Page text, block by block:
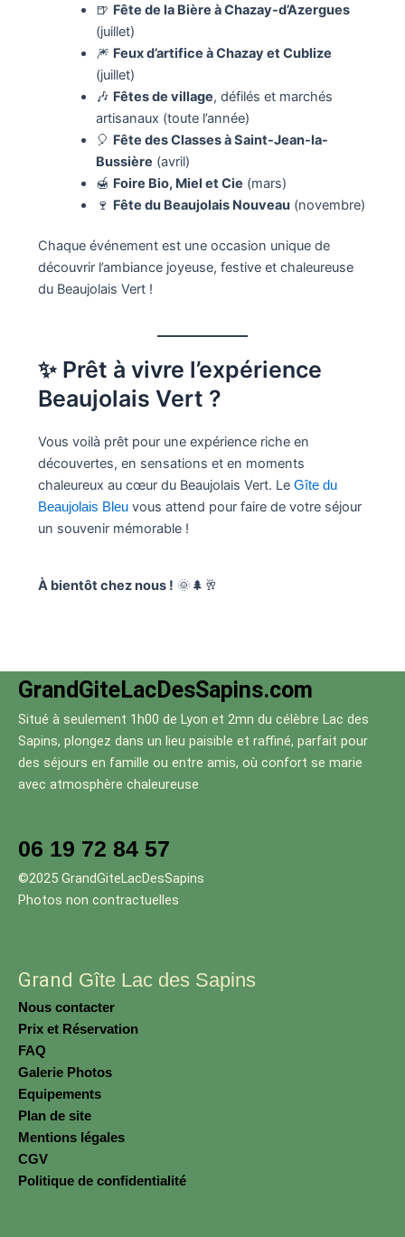
🍺 Fête de la Bière à Chazay-d’Azergues
(juillet)
🎆 Feux d’artifice à Chazay et Cublize
(juillet)
🎶 Fêtes de village, défilés et marchés
artisanaux (toute l’année)
🎈 Fête des Classes à Saint-Jean-la-
Bussière (avril)
🍯 Foire Bio, Miel et Cie (mars)
🍷 Fête du Beaujolais Nouveau(novembre)
Chaque événement est une occasion unique de
découvrir l’ambiance joyeuse, festive et chaleureuse
du Beaujolais Vert !
✨ Prêt à vivre l’expérience
Beaujolais Vert ?
Vous voilà prêt pour une expérience riche en
découvertes, en sensations et en moments
chaleureux au cœur du Beaujolais Vert. Le Gîte du
Beaujolais Bleuvous attend pour faire de votre séjour
un souvenir mémorable !
À bientôt chez nous ! 🌞🌲🥂
GrandGiteLacDesSapins.com
Situé à seulement 1h00 de Lyon et 2mn du célèbre Lac des
Sapins, plongez dans un lieu paisible et raffiné, parfait pour
des séjours en famille ou entre amis, où confort se marie
avec atmosphère chaleureuse
06 19 72 84 57
©2025 GrandGiteLacDesSapins
Photos non contractuelles
Grand Gîte Lac des Sapins
Nous contacter
Prix et Réservation
FAQ
Galerie Photos
Equipements
Plan de site
Mentions légales
CGV
Politique de confidentialité